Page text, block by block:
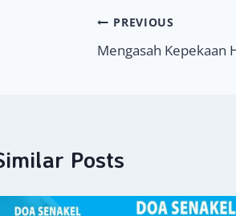
Navigasi
pos
PREVIOUS
Mengasah Kepekaan
Posts